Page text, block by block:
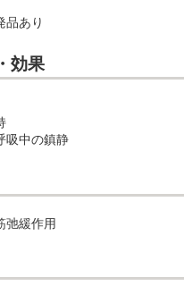
品あり
効果
中の鎮静
弛緩作用